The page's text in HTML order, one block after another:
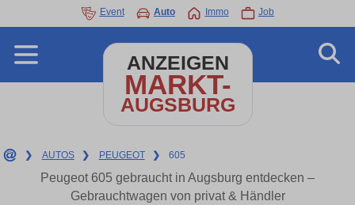
Event Auto Immo Job
ANZEIGEN
MARKT-
AUGSBURG
❯ AUTOS ❯ PEUGEOT ❯ 605
Peugeot 605 gebraucht in Augsburg entdecken –
Gebrauchtwagen von privat & Händler